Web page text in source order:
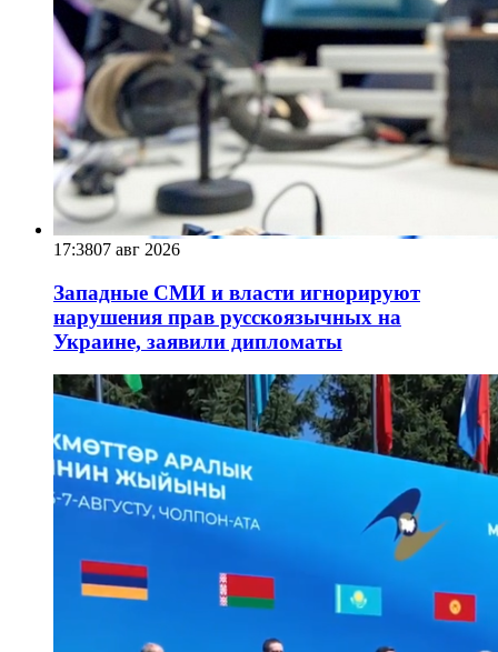
17:3807 авг 2026
Западные СМИ и власти игнорируют
нарушения прав русскоязычных на
Украине, заявили дипломаты